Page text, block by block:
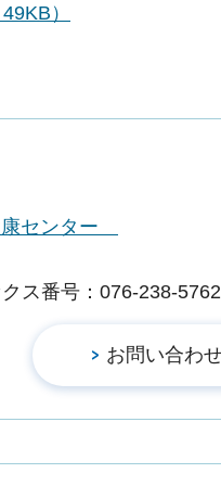
）
康センター
ス番号：076-238-5762